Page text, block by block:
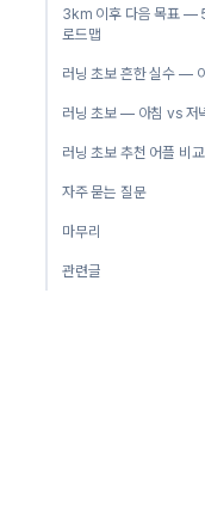
3km 이후 다음 목표 —
로드맵
러닝 초보 흔한 실수 —
러닝 초보 — 아침 vs 저
러닝 초보 추천 어플 비교
자주 묻는 질문
마무리
관련글